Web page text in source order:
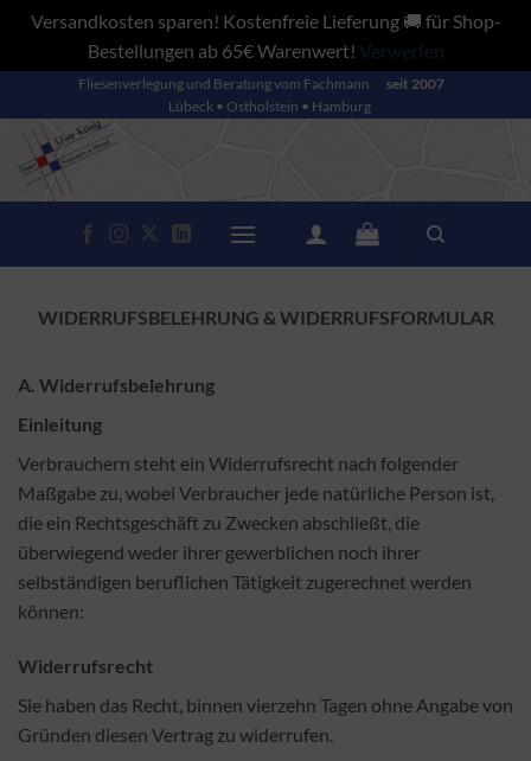
Versandkosten sparen! Kostenfreie Lieferung 🚚 für Shop-
Bestellungen ab 65€ Warenwert! Verwerfen
Inhalt
springen
Fliesenverlegung und Beratung vom Fachmann
seit 2007
Lübeck • Ostholstein • Hamburg
WIDERRUFSBELEHRUNG & WIDERRUFSFORMULAR
A. Widerrufsbelehrung
Einleitung
Verbrauchern steht ein Widerrufsrecht nach folgender
Maßgabe zu, wobei Verbraucher jede natürliche Person ist,
die ein Rechtsgeschäft zu Zwecken abschließt, die
überwiegend weder ihrer gewerblichen noch ihrer
selbständigen beruflichen Tätigkeit zugerechnet werden
können:
Widerrufsrecht
Sie haben das Recht, binnen vierzehn Tagen ohne Angabe von
Gründen diesen Vertrag zu widerrufen.